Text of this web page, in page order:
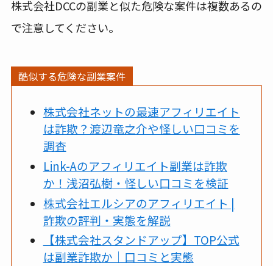
株式会社DCCの副業と似た危険な案件は複数あるの
で注意してください。
酷似する危険な副業案件
株式会社ネットの最速アフィリエイト
は詐欺？渡辺竜之介や怪しい口コミを
調査
Link-Aのアフィリエイト副業は詐欺
か！浅沼弘樹・怪しい口コミを検証
株式会社エルシアのアフィリエイト |
詐欺の評判・実態を解説
【株式会社スタンドアップ】TOP公式
は副業詐欺か｜口コミと実態